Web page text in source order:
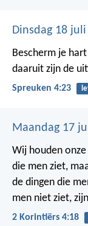
Dinsdag 18
Bescherm je
daaruit zijn de
Spreuken 4:23
Maandag 17
Wij houden
die men ziet,
de dingen die
men niet ziet,
2 Korintiërs 4:18